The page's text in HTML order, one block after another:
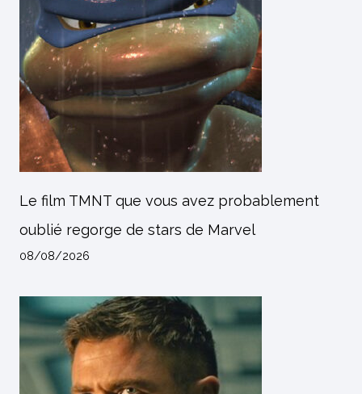
Le film TMNT que vous avez probablement
oublié regorge de stars de Marvel
08/08/2026